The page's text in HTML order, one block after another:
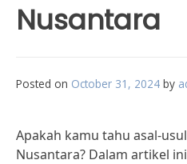
Nusantara
Posted on October 31, 2024 by
Apakah kamu tahu asal-
Nusantara? Dalam artikel